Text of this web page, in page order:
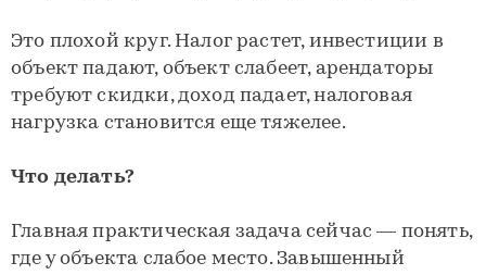
Это плохой круг. Налог растет, инвестиции в
объект падают, объект слабеет, арендаторы
требуют скидки, доход падает, налоговая
нагрузка становится еще тяжелее.
Что делать?
Главная практическая задача сейчас — понять,
где у объекта слабое место. Завышенный